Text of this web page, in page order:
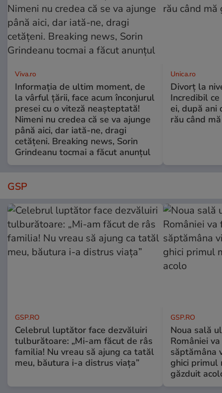
Viva.ro
Informația de ultim moment, de
la vârful țării, face acum înconjurul
presei cu o viteză neașteptată!
Nimeni nu credea că se va ajunge
până aici, dar iată-ne, dragi
cetățeni. Breaking news, Sorin
Grindeanu tocmai a făcut anunțul
Unica.ro
Divorț la
Incredibil
ei, după ani
rău când
GSP
GSP.RO
Celebrul luptător face dezvăluiri
tulburătoare: „Mi-am făcut de râs
familia! Nu vreau să ajung ca tatăl
meu, băutura i-a distrus viața”
GSP.RO
Noua sală
României
săptămâna
ghici primul
găzduit